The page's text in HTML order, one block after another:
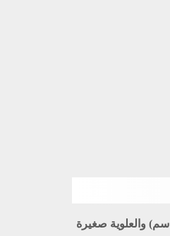
: معمر، شجيرة قزمية عديدة التفرع ترتفع (15 – 30سم)، الأفرع القدمية أطرافها شوكية، الأوراق صغيرة متراصة والسفلية معنقة بيضاوية قلبية (1.5 – 2 سم) والعلوية صغيرة